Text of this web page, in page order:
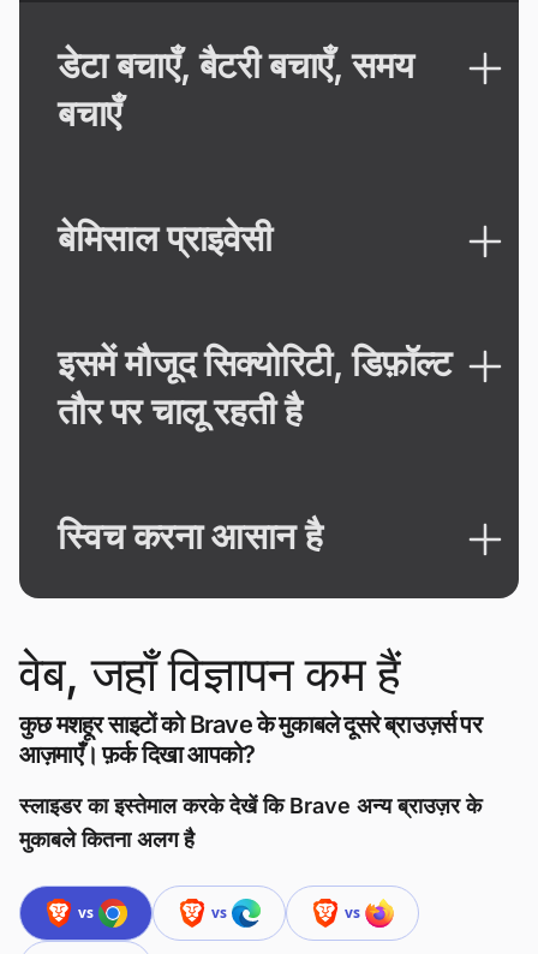
डेटा बचाएँ, बैटरी बचाएँ, समय
बचाएँ
बेमिसाल प्राइवेसी
इसमें मौजूद सिक्योरिटी, डिफ़ॉल्ट
तौर पर चालू रहती है
स्विच करना आसान है
वेब, जहाँ विज्ञापन कम हैं
कुछ मशहूर साइटों को Brave के मुकाबले दूसरे ब्राउज़र्स पर
आज़माएँ। फ़र्क दिखा आपको?
स्लाइडर का इस्तेमाल करके देखें कि Brave अन्य ब्राउज़र के
मुकाबले कितना अलग है
vs vs vs